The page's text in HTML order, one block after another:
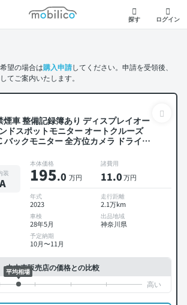
モビリコ
探す ログイン
望の場合は購入申請してください。申請を受領後、
てご案内いたします。
ドスポットモニター オートクルーズ
バックモニター 全方位カメラ ドライブ
装
A
本体価格
195.0 万円
諸費用
11.0万円
年式
2023
走行距離
2.1万km
車検
28年5月
出品地域
神奈川県
予定納期
10月〜11月
中古車販売店の価格との比較
平均相場